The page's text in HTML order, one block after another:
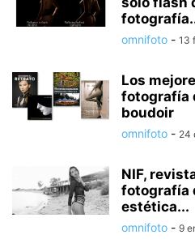
omnifoto - 13
Los
fotografía
boudoir
omnifoto - 24
NIF,
fotografía
estética...
omnifoto - 9